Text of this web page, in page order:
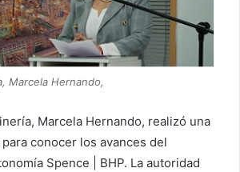
Marcela Hernando,
Marcela Hernando, realizó una
conocer los avances del
Spence | BHP. La autoridad